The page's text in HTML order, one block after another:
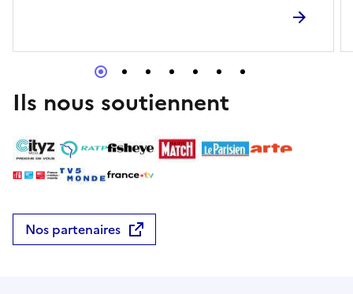
animaux tant domestiques que sauvages. Certaines
études historiques menées sur ces traditions, tel que
les vêtements, les masques et la théâtralité des
gestes laissent penser à des origines
photographique, est de représenter la puissante et
masques, que va au-delà de la simple théâtralité et
folklore.
Ils nous soutiennent
Nos partenaires